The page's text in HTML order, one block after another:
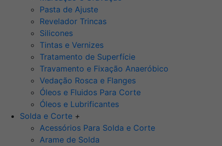
Pasta de Ajuste
Revelador Trincas
Silicones
Tintas e Vernizes
Tratamento de Superfície
Travamento e Fixação Anaeróbico
Vedação Rosca e Flanges
Óleos e Fluidos Para Corte
Óleos e Lubrificantes
Solda e Corte +
Acessórios Para Solda e Corte
Arame de Solda